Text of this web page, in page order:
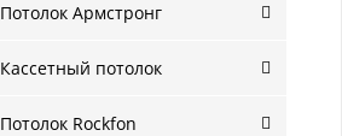
Потолок Армстронг
Кассетный потолок
Потолок Rockfon